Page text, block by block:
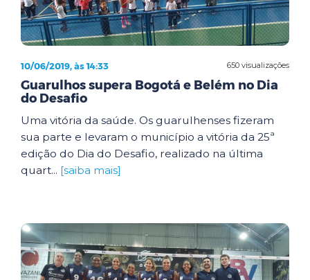
650 visualizações
10/06/2019, às 14:33
Guarulhos supera Bogotá e Belém no Dia
do Desafio
Uma vitória da saúde. Os guarulhenses fizeram
sua parte e levaram o município a vitória da 25ª
edição do Dia do Desafio, realizado na última
quart... [saiba mais]